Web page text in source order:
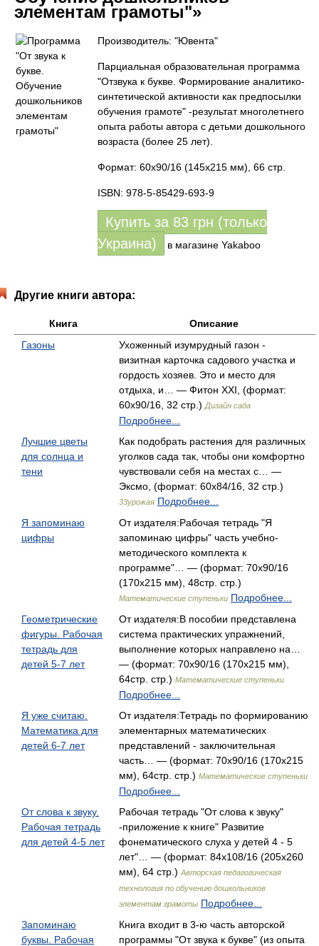
элементам грамоты"»
Производитель: "Ювента"
Парциальная образовательная программа
"Отзвука к букве. Формирование аналитико-
синтетической активности как предпосылки
обучения грамоте" -результат многолетнего
опыта работы автора с детьми дошкольного
возраста (более 25 лет).
Формат: 60x90/16 (145х215 мм), 66 стр.
ISBN: 978-5-85429-693-9
Купить за 83 грн (только
Украина)
в магазине Yakaboo
Другие книги автора:
Книга
Описание
Газоны
Ухоженный изумрудный газон -
визитная карточка садового участка и
гордость хозяев. Это и место для
отдыха, и… — Фитон XXI, (формат:
60x90/16, 32 стр.) Дизайн сада
Подробнее...
Лучшие цветы
для солнца и
тени
Как подобрать растения для различных
уголков сада так, чтобы они комфортно
чувствовали себя на местах с… —
Эксмо, (формат: 60x84/16, 32 стр.)
33урожая Подробнее...
Я запоминаю
цифры
От издателя:Рабочая тетрадь "Я
запоминаю цифры" часть учебно-
методического комплекта к
программе"… — (формат: 70x90/16
(170х215 мм), 48стр. стр.)
Математические ступеньки Подробнее...
Геометрические
фигуры. Рабочая
тетрадь для
детей 5-7 лет
От издателя:В пособии представлена
система практических упражнений,
выполнение которых направлено на…
— (формат: 70x90/16 (170х215 мм),
64стр. стр.) Математические ступеньки
Подробнее...
Я уже считаю.
Математика для
детей 6-7 лет
От издателя:Тетрадь по формированию
элементарных математических
представлений - заключительная
часть… — (формат: 70x90/16 (170х215
мм), 64стр. стр.) Математические ступеньки
Подробнее...
От слова к звуку.
Рабочая тетрадь
для детей 4-5 лет
Рабочая тетрадь "От слова к звуку"
-приложение к книге" Развитие
фонематического слуха у детей 4 - 5
лет"… — (формат: 84x108/16 (205х260
мм), 64 стр.) Авторская педагогическая
технология по обучению дошкольников
элементам грамоты Подробнее...
Запоминаю
буквы. Рабочая
Книга входит в 3-ю часть авторской
программы "От звука к букве" (из опыта